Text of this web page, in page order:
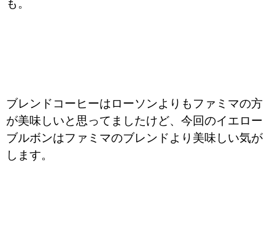
も。
ブレンドコーヒーはローソンよりもファミマの方
が美味しいと思ってましたけど、今回のイエロー
ブルボンはファミマのブレンドより美味しい気が
します。